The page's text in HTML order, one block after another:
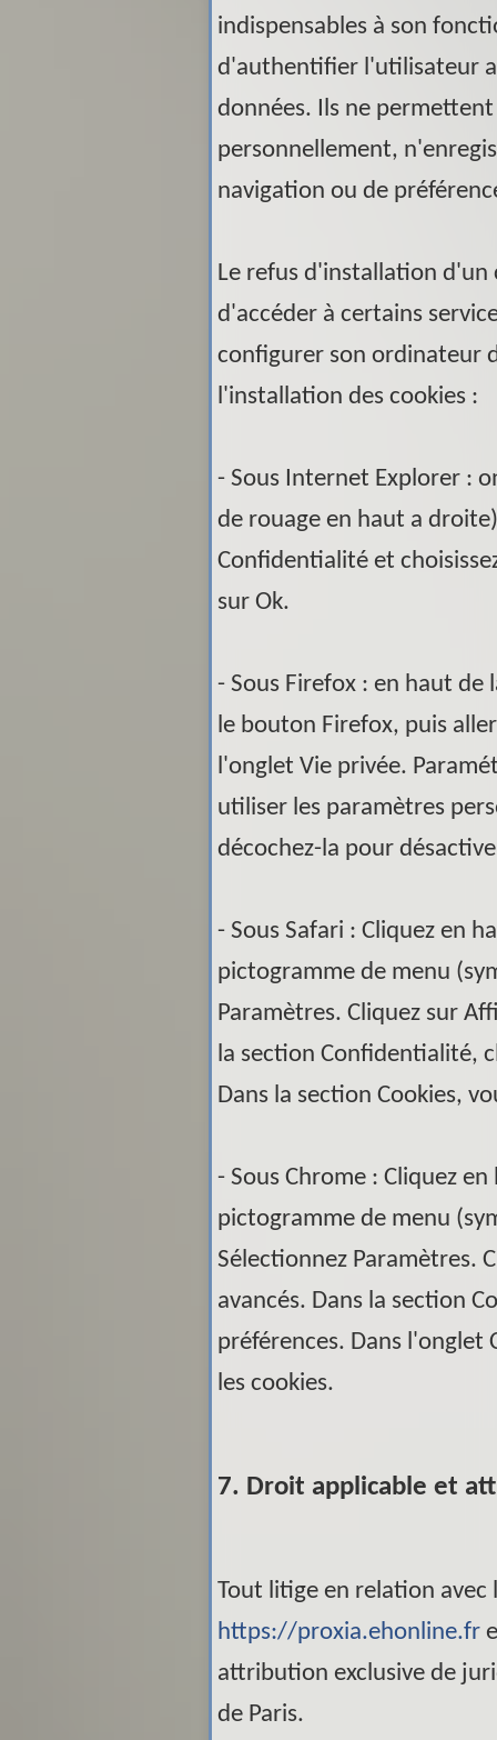
indispensables à son
d'authentifier l'utilisateur
données. Ils ne
personnellement,
navigation ou de
Le refus d'installation
d'accéder à certains
configurer son ordinateur
l'installation des cookies :
- Sous Internet Explorer :
de rouage en haut a
Confidentialité et
sur Ok.
- Sous Firefox : en haut de
le bouton Firefox, puis
l'onglet Vie privée.
utiliser les paramètres
décochez-la pour
- Sous Safari : Cliquez en
pictogramme de menu
Paramètres. Cliquez sur
la section Confidentialité,
Dans la section Cookies,
- Sous Chrome : Cliquez
pictogramme de menu
Sélectionnez Paramètres.
avancés. Dans la section
préférences. Dans l'onglet
les cookies.
7. Droit applicable et
Tout litige en relation
https://proxia.ehonline.fr
attribution exclusive de
de Paris.